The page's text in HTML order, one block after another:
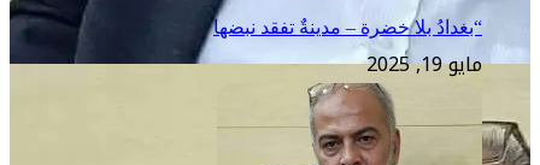
“بغدادُ بلا خضرة – مدينةٌ تفقد نبضها
مايو 19, 2025